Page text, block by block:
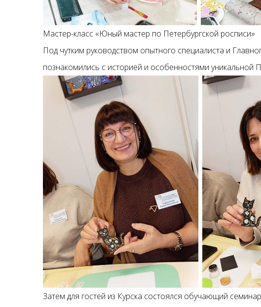
Мастер-класс «Юный мастер по Петербургской росписи»
Под чутким руководством опытного специалиста и
познакомились с историей и особенностями уникальной
Затем для гостей из Курска состоялся обучающий